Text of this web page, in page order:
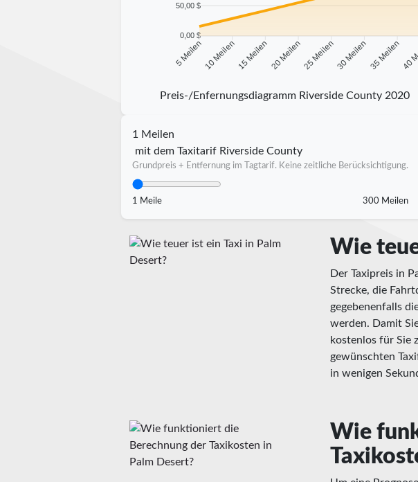
50,00 $
0,00 $
5 Meilen10 Meilen15 Meilen20 Meilen25 Meilen30 Meilen35 Meilen40
Preis-/Enfernungsdiagramm Riverside County 2020
1 Meilen
mit dem Taxitarif Riverside County
Grundpreis + Entfernung im Tagtarif. Keine zeitliche Berücksichtigung.
1 Meile 300 Meilen
Wie
Der Taxipreis in
Strecke, die
gegebenenfalls
werden. Damit
kostenlos für Sie
gewünschten
in wenigen
Wie